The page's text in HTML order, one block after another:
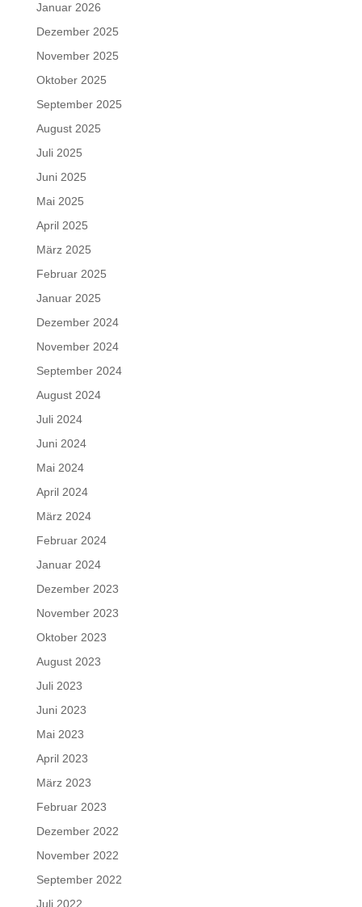
Januar 2026
Dezember 2025
November 2025
Oktober 2025
September 2025
August 2025
Juli 2025
Juni 2025
Mai 2025
April 2025
März 2025
Februar 2025
Januar 2025
Dezember 2024
November 2024
September 2024
August 2024
Juli 2024
Juni 2024
Mai 2024
April 2024
März 2024
Februar 2024
Januar 2024
Dezember 2023
November 2023
Oktober 2023
August 2023
Juli 2023
Juni 2023
Mai 2023
April 2023
März 2023
Februar 2023
Dezember 2022
November 2022
September 2022
Juli 2022